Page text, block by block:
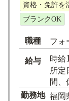
資格・免許を
ブランクOK
職種 フォ
給与 時給
所定
間、
勤務地 福岡